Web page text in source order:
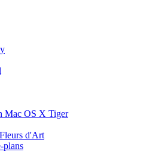
Mac OS X Tiger
d'Art
plans